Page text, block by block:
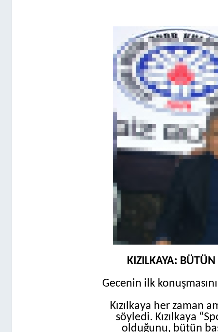
KIZILKAYA:
Gecenin ilk
Kızılkaya her zaman
söyledi. Kızılkaya
olduğunu, bütün